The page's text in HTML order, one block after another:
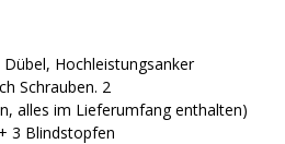
Hochleistungsanker
Schrauben. 2
alles im Lieferumfang enthalten)
3 Blindstopfen